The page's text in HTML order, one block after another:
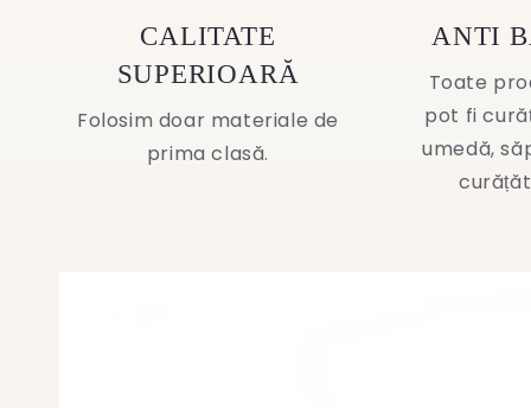
CALITATE
SUPERIOARĂ
Folosim doar materiale de
prima clasă.
ANTI
Toate
pot fi
umedă,